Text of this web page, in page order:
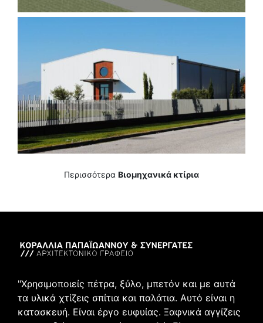
Περισσότερα Βιομηχανικά κτίρια
"Χρησιμοποιείς πέτρα, ξύλο, μπετόν και με αυτά
τα υλικά χτίζεις σπίτια και παλάτια. Αυτό είναι η
κατασκευή. Είναι έργο ευφυίας. Ξαφνικά αγγίζεις